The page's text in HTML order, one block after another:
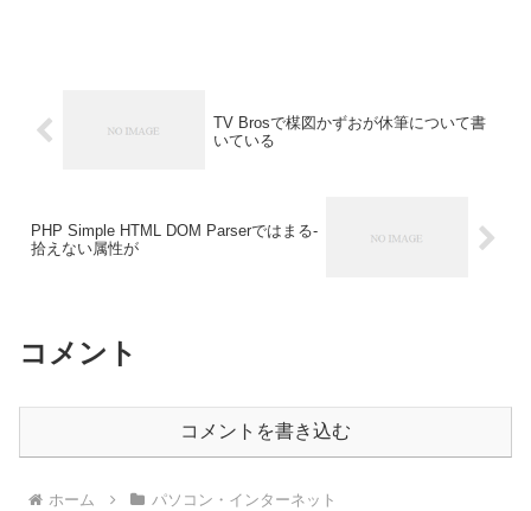
TV Brosで楳図かずおが休筆について書
いている
PHP Simple HTML DOM Parserではまる-
拾えない属性が
コメント
コメントを書き込む
ホーム パソコン・インターネット